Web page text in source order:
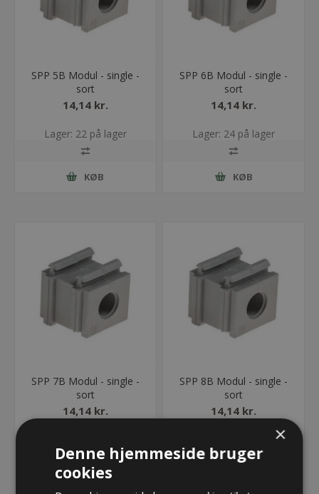
SPP 5B Modul - single -
sort
14,14 kr.
Lager: 22 på lager
KØB
SPP 6B Modul - single -
sort
14,14 kr.
Lager: 24 på lager
KØB
SPP 7B Modul - single -
sort
14,14 kr.
SPP 8B Modul - single -
sort
14,14 kr.
×
Denne hjemmeside bruger
cookies